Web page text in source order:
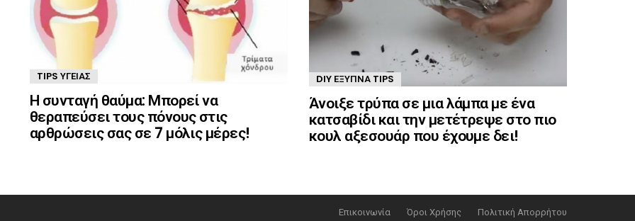
TIPS ΥΓΕΊΑΣ
Η συνταγή θαύμα: Μπορεί να
θεραπεύσει τους πόνους στις
αρθρώσεις σας σε 7 μόλις μέρες!
DIY ΈΞΥΠΝΑ TIPS
Άνοιξε τρύπα σε μια λάμπα με ένα
κατσαβίδι και την μετέτρεψε στο πιο
κουλ αξεσουάρ που έχουμε δει!
Επικοινωνία Όροι Χρήσης Πολιτική Απορρήτου